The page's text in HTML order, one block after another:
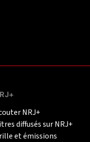
NRJ+
diffusés sur NRJ+
et émissions